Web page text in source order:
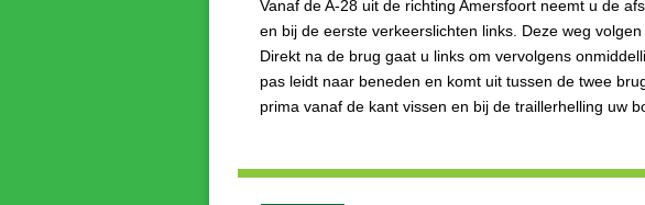
Vanaf de A-28 uit de richting Amersfoort neemt u de
en bij de eerste verkeerslichten links. Deze weg
Direkt na de brug gaat u links om vervolgens
pas leidt naar beneden en komt uit tussen de twee
prima vanaf de kant vissen en bij de traillerhelling uw